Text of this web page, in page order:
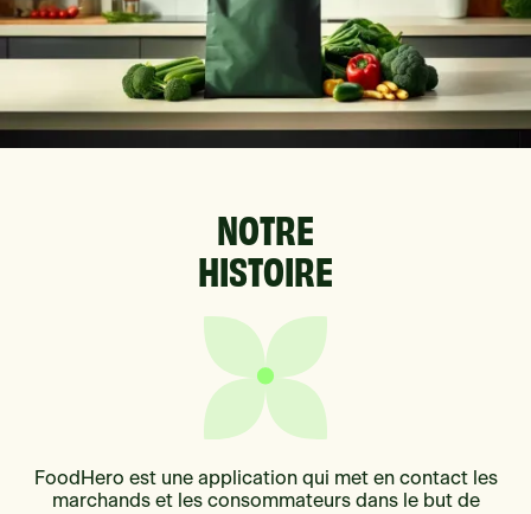
NOTRE
HISTOIRE
FoodHero est une application qui met en contact les
marchands et les consommateurs dans le but de